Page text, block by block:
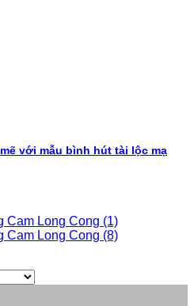
với mẫu bình hút tài lộc mạ